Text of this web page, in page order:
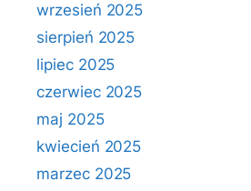
wrzesień 2025
sierpień 2025
lipiec 2025
czerwiec 2025
maj 2025
kwiecień 2025
marzec 2025